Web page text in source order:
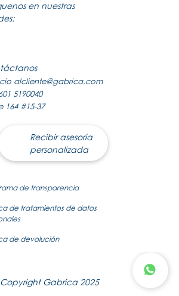
en nuestras
alcliente@gabrica.com
5190040
164 #15-37
Recibir asesoría
personalizada
de transparencia
de tratamientos de datos
de devolución
Gabrica 2025